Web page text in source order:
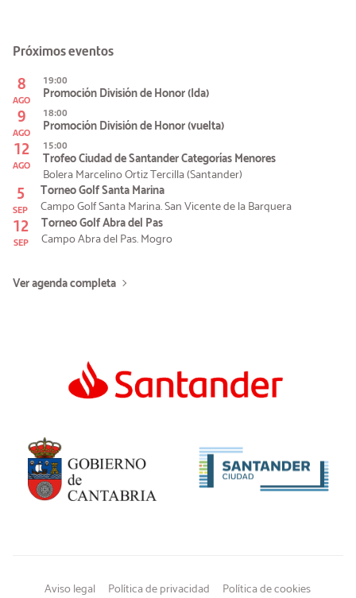
Próximos eventos
8
AGO
19:00
Promoción División de Honor (Ida)
9
AGO
18:00
Promoción División de Honor (vuelta)
12
AGO
15:00
Trofeo Ciudad de Santander Categorías Menores
Bolera Marcelino Ortiz Tercilla (Santander)
5
SEP
Torneo Golf Santa Marina
Campo Golf Santa Marina. San Vicente de la Barquera
12
SEP
Torneo Golf Abra del Pas
Campo Abra del Pas. Mogro
Ver agenda completa
Aviso legal Política de privacidad Política de cookies